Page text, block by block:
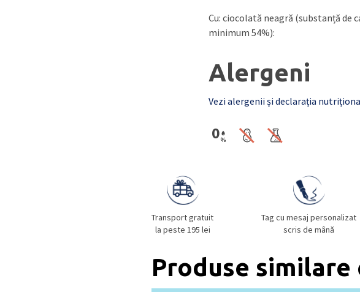
Cu: ciocolată neagră (substanță de
minimum 54%):
Alergeni
Vezi alergenii și declarația
Transport gratuit
la peste 195 lei
Tag cu mesaj personalizat
scris de mână
Produse